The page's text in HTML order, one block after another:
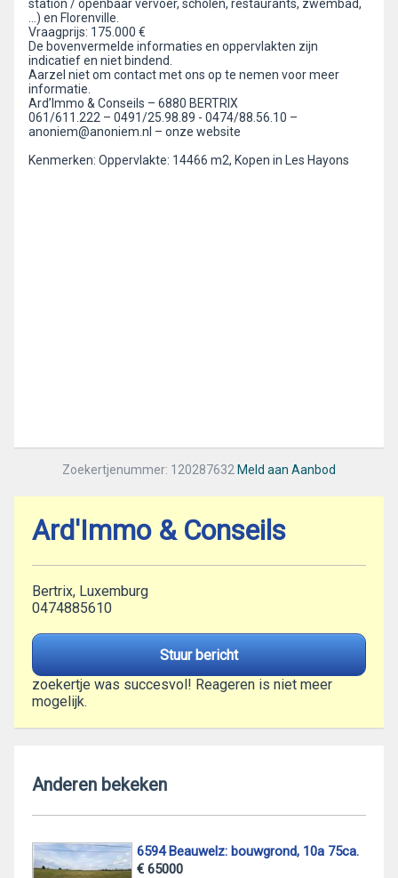
station / openbaar vervoer, scholen, restaurants, zwembad,
…) en Florenville.
Vraagprijs: 175.000 €
De bovenvermelde informaties en oppervlakten zijn
indicatief en niet bindend.
Aarzel niet om contact met ons op te nemen voor meer
informatie.
Ard’Immo & Conseils – 6880 BERTRIX
061/611.222 – 0491/25.98.89 - 0474/88.56.10 –
anoniem@anoniem.nl – onze website
Kenmerken: Oppervlakte: 14466 m2, Kopen in Les Hayons
Zoekertjenummer: 120287632 Meld aan Aanbod
Ard'Immo & Conseils
Bertrix, Luxemburg
0474885610
Stuur bericht
zoekertje was succesvol! Reageren is niet meer
mogelijk.
Anderen bekeken
6594 Beauwelz: bouwgrond, 10a 75ca.
€ 65000